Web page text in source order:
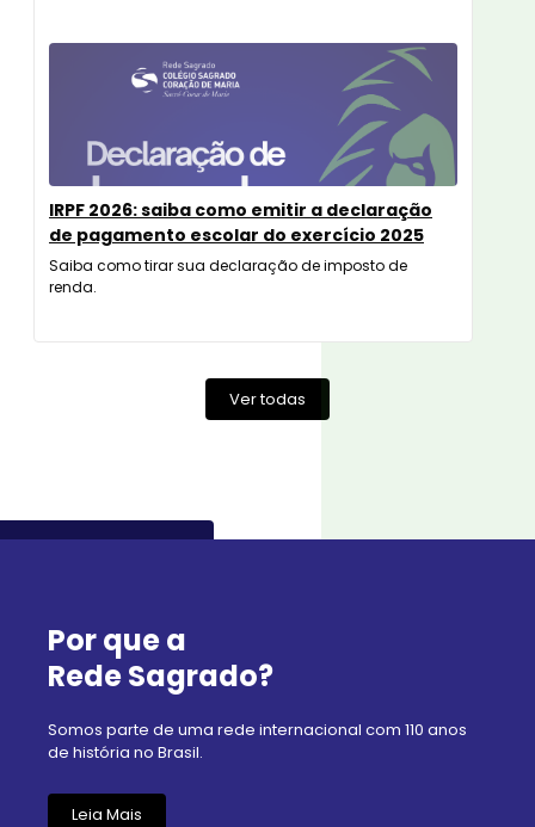
IRPF 2026: saiba como emitir a declaração
de pagamento escolar do exercício 2025
Saiba como tirar sua declaração de imposto de
renda.
Ver todas
Por que a
Rede Sagrado?
Somos parte de uma rede internacional com 110 anos
de história no Brasil.
Leia Mais